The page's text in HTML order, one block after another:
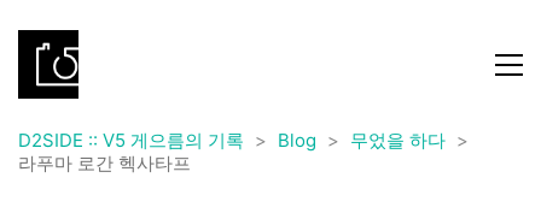
D2SIDE :: V5 게으름의 기록 > Blog > 무었을 하다 >
라푸마 로간 헥사타프